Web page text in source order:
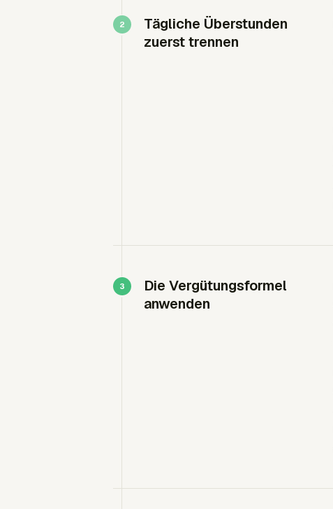
Tägliche Überstunden
zuerst trennen
Die Vergütungsformel
anwenden